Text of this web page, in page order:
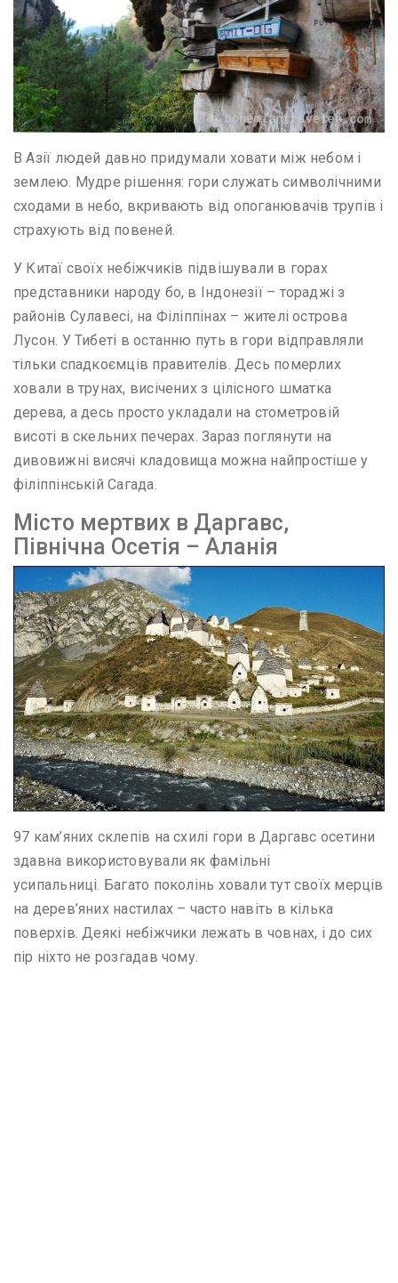
В Азії людей давно придумали ховати між небом і
землею. Мудре рішення: гори служать символічними
сходами в небо, вкривають від опоганювачів трупів і
страхують від повеней.
У Китаї своїх небіжчиків підвішували в горах
представники народу бо, в Індонезії – тораджі з
районів Сулавесі, на Філіппінах – жителі острова
Лусон. У Тибеті в останню путь в гори відправляли
тільки спадкоємців правителів. Десь померлих
ховали в трунах, висічених з цілісного шматка
дерева, а десь просто укладали на стометровій
висоті в скельних печерах. Зараз поглянути на
дивовижні висячі кладовища можна найпростіше у
філіппінській Сагада.
Місто мертвих в Даргавс,
Північна Осетія – Аланія
97 кам’яних склепів на схилі гори в Даргавс осетини
здавна використовували як фамільні
усипальниці. Багато поколінь ховали тут своїх мерців
на дерев’яних настилах – часто навіть в кілька
поверхів. Деякі небіжчики лежать в човнах, і до сих
пір ніхто не розгадав чому.